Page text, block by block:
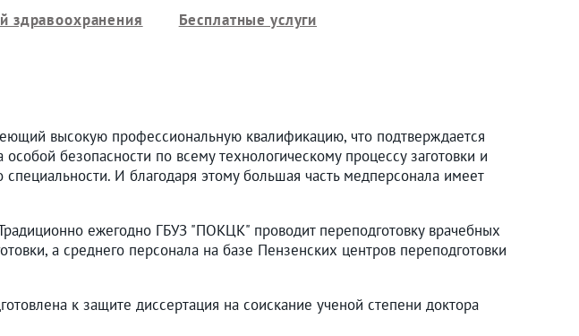
здравоохранения Бесплатные услуги
высокую профессиональную квалификацию, что подтверждается
безопасности по всему технологическому процессу заготовки и
И благодаря этому большая часть медперсонала имеет
ежегодно ГБУЗ "ПОКЦК" проводит переподготовку врачебных
а среднего персонала на базе Пензенских центров переподготовки
к защите диссертация на соискание ученой степени доктора